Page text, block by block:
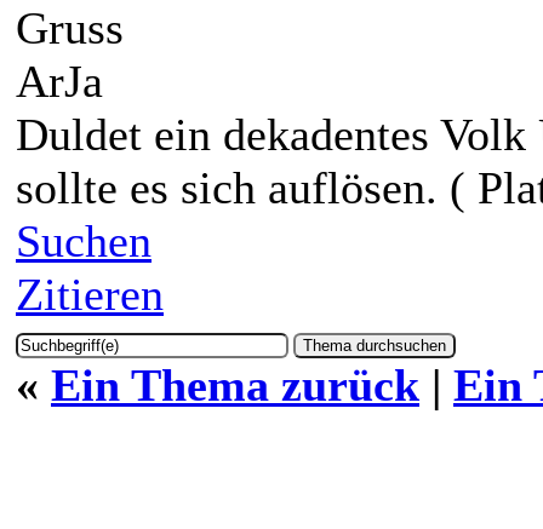
Gruss
ArJa
Duldet ein dekadentes
sollte es sich auflösen. (
Suchen
Zitieren
« Ein Thema zurück | Ein